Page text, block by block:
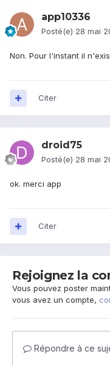
app10336
Posté(e) 28 mai
Non. Pour l'instant il
Citer
droid75
Posté(e) 28 mai
ok. merci app
Citer
Rejoignez la
Vous pouvez poster
vous avez un compte,
Répondre à ce